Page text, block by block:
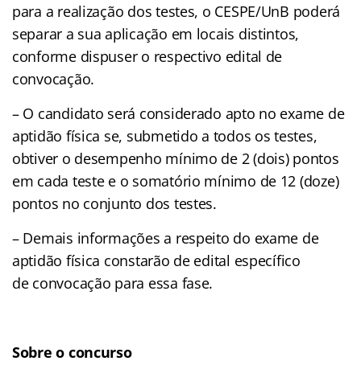
para a realização dos testes, o CESPE/UnB poderá
separar a sua aplicação em locais distintos,
conforme dispuser o respectivo edital de
convocação.
– O candidato será considerado apto no exame de
aptidão física se, submetido a todos os testes,
obtiver o desempenho mínimo de 2 (dois) pontos
em cada teste e o somatório mínimo de 12 (doze)
pontos no conjunto dos testes.
– Demais informações a respeito do exame de
aptidão física constarão de edital específico
de convocação para essa fase.
Sobre o concurso